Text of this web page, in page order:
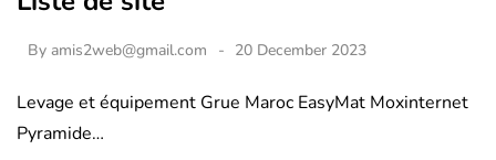
By amis2web@gmail.com 20 December 2023
Levage et équipement Grue Maroc EasyMat Moxinternet
Pyramide…